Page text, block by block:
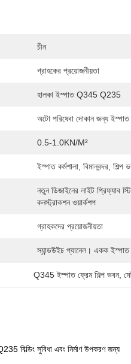
চীন
গ্রাহকের প্রয়োজনীয়তা
হালকা ইস্পাত Q345 Q235
অটো পরিষেবা দোকান জন্য ইস্পাত
0.5-1.0KN/m²
ইস্পাত কর্মশালা, বিমানবন্দর, শিল্প
নতুন ডিজাইনের লাইট প্রিফ্যাব
কনস্ট্রাকশন ওয়ার্কশপ
গ্রাহকদের প্রয়োজনীয়তা
স্যান্ডউইচ প্যানেল। একক ইস্পাত
Q345 ইস্পাত ফ্রেম শিল্প ভবন,
বিল্ডিং সুবিধা এবং নির্মাণ উপকরণ জন্য